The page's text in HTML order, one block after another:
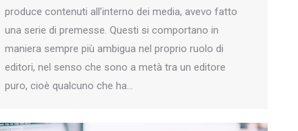
produce contenuti all’interno dei media, avevo fatto
una serie di premesse. Questi si comportano in
maniera sempre più ambigua nel proprio ruolo di
editori, nel senso che sono a metà tra un editore
puro, cioè qualcuno che ha…